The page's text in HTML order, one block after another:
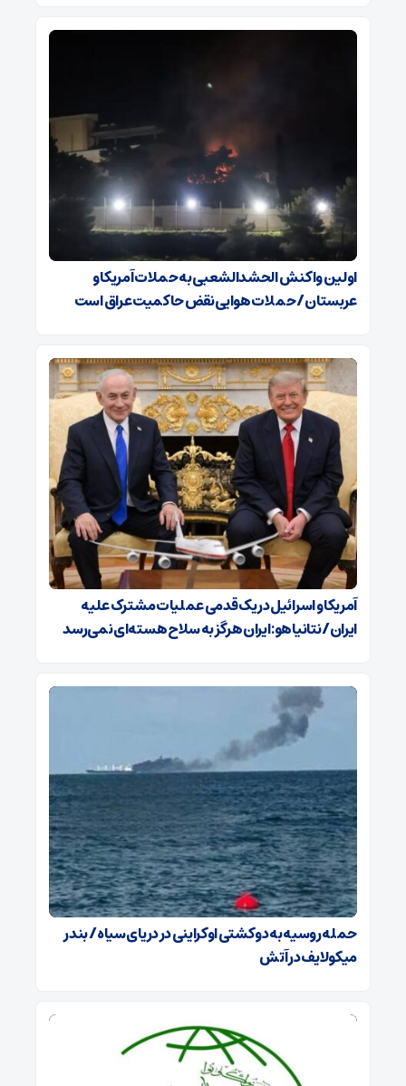
اولین واکنش الحشدالشعبی به حملات آمریکا و
عربستان / حملات هوایی نقض حاکمیت عراق است
آمریکا و اسرائیل در یک قدمی عملیات مشترک علیه
ایران/ نتانیاهو: ایران هرگز به سلاح هسته‌ای نمی‌رسد
حمله روسیه به دو کشتی اوکراینی در دریای سیاه / بندر
میکولایف در آتش